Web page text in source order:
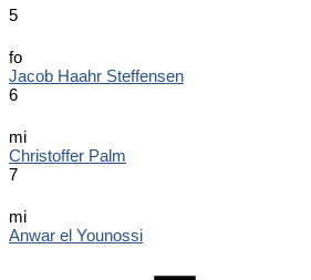
5
fo
Jacob Haahr Steffensen
6
mi
Christoffer Palm
7
mi
Anwar el Younossi